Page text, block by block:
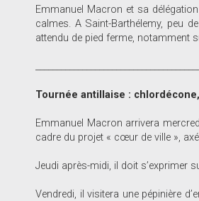
Emmanuel Macron et sa
calmes. A Saint-Barthélemy, peu
attendu de pied ferme, notamment
Tournée antillaise : chlordécone,
Emmanuel Macron arrivera
cadre du projet « cœur de ville »,
Jeudi après-midi, il doit s’exprimer
Vendredi, il visitera une pépinière